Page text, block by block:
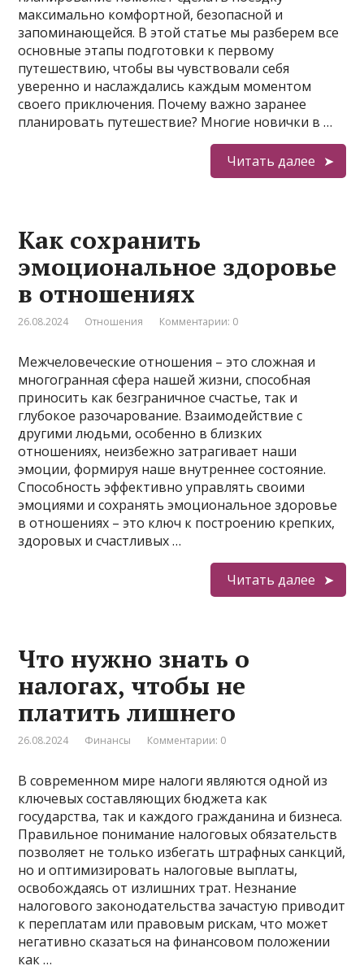
максимально комфортной, безопасной и
запоминающейся. В этой статье мы разберем все
основные этапы подготовки к первому
путешествию, чтобы вы чувствовали себя
уверенно и наслаждались каждым моментом
своего приключения. Почему важно заранее
планировать путешествие? Многие новички в …
Читать далее
Как сохранить
эмоциональное здоровье
в отношениях
26.08.2024 Отношения Комментарии: 0
Межчеловеческие отношения – это сложная и
многогранная сфера нашей жизни, способная
приносить как безграничное счастье, так и
глубокое разочарование. Взаимодействие с
другими людьми, особенно в близких
отношениях, неизбежно затрагивает наши
эмоции, формируя наше внутреннее состояние.
Способность эффективно управлять своими
эмоциями и сохранять эмоциональное здоровье
в отношениях – это ключ к построению крепких,
здоровых и счастливых …
Читать далее
Что нужно знать о
налогах, чтобы не
платить лишнего
26.08.2024 Финансы Комментарии: 0
В современном мире налоги являются одной из
ключевых составляющих бюджета как
государства, так и каждого гражданина и бизнеса.
Правильное понимание налоговых обязательств
позволяет не только избегать штрафных санкций,
но и оптимизировать налоговые выплаты,
освобождаясь от излишних трат. Незнание
налогового законодательства зачастую приводит
к переплатам или правовым рискам, что может
негативно сказаться на финансовом положении
как …